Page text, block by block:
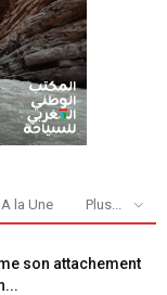
A la Une Plus...
son attachement